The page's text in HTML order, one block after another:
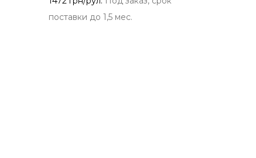
поставки до 1,5 мес.